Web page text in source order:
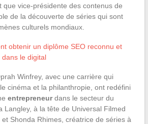
que vice-présidente des contenus de
de la découverte de séries qui sont
culturels mondiaux.
obtenir un diplôme SEO reconnu et
le digital
Winfrey, avec une carrière qui
cinéma et la philanthropie, ont redéfini
entrepreneurdans le secteur du
Langley, à la tête de Universal Filmed
Shonda Rhimes, créatrice de séries à